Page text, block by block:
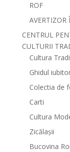
ROF
AVERTIZOR
CENTRUL
CULTURII
Cultura
Ghidul
Colectia de
Carti
Cultura
Zicălașii
Bucovina